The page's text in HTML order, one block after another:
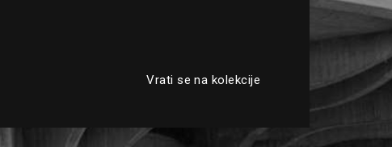
Vrati se na kolekcije